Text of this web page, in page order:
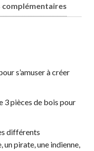
s’amuser à créer
3 pièces de bois pour
différents
pirate, une indienne,